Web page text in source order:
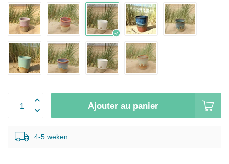
Ajouter au panier
4-5 weken